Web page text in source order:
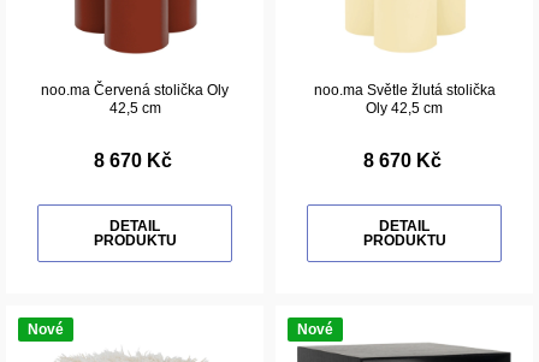
noo.ma Červená stolička Oly
42,5 cm
8 670 Kč
DETAIL
PRODUKTU
noo.ma Světle žlutá stolička
Oly 42,5 cm
8 670 Kč
DETAIL
PRODUKTU
Nové Nové